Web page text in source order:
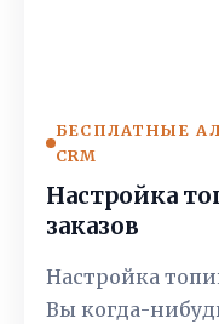
БЕСПЛАТНЫЕ
CRM
Настройка
заказов
Настройка
Вы когда-